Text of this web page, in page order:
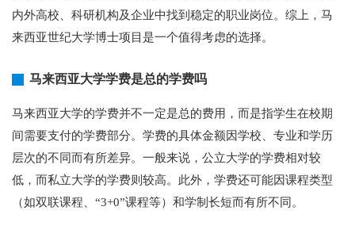
内外高校、科研机构及企业中找到稳定的职业岗位。综上，马
来西亚世纪大学博士项目是一个值得考虑的选择。
马来西亚大学学费是总的学费吗
马来西亚大学的学费并不一定是总的费用，而是指学生在校期
间需要支付的学费部分。学费的具体金额因学校、专业和学历
层次的不同而有所差异。一般来说，公立大学的学费相对较
低，而私立大学的学费则较高。此外，学费还可能因课程类型
（如双联课程、“3+0”课程等）和学制长短而有所不同。